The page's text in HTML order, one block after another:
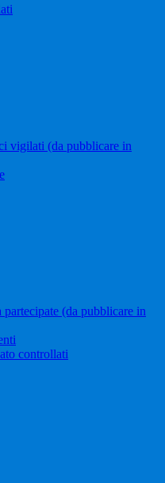
vigilati (da pubblicare in
partecipate (da pubblicare in
controllati